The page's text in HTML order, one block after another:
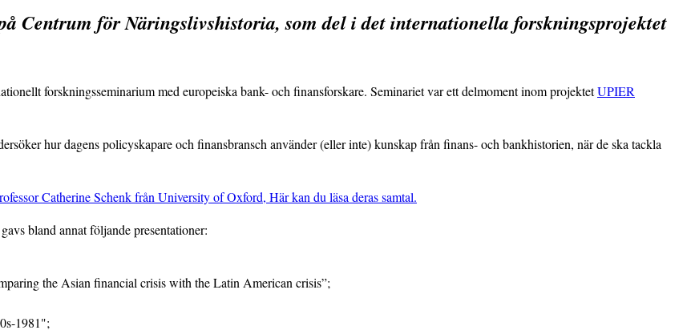
Centrum för Näringslivshistoria, som del i det internationella forskningsprojektet
forskningsseminarium med europeiska bank- och finansforskare. Seminariet var ett delmoment inom projektetUPIER
hur dagens policyskapare och finansbransch använder (eller inte) kunskap från finans- och bankhistorien, när de ska tackla
Catherine Schenk från University of Oxford, Här kan du läsa deras samtal.
bland annat följande presentationer:
the Asian financial crisis with the Latin American crisis”;
1981";